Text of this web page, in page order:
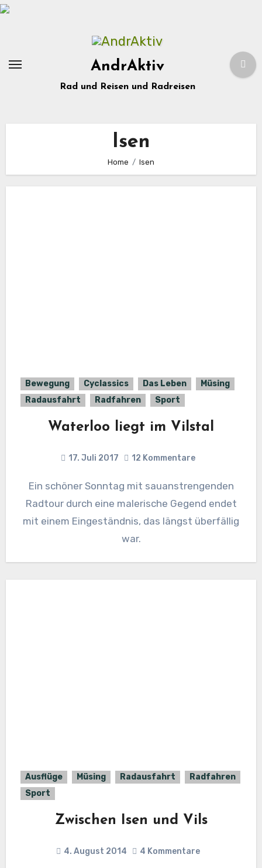
Zum
AndrAktiv
Rad und Reisen und Radreisen
Isen
Home Isen
Bewegung Cyclassics Das Leben
Müsing
Radausfahrt
Radfahren Sport
Waterloo liegt im Vilstal
17. Juli 2017 12 Kommentare
Ein schöner Sonntag mit sauanstrengenden
Radtour durch eine malerische Gegend endet
mit einem Eingeständnis, das längst überfällig
war.
Ausflüge Müsing Radausfahrt
Radfahren
Sport
Zwischen Isen und Vils
4. August 2014 4 Kommentare